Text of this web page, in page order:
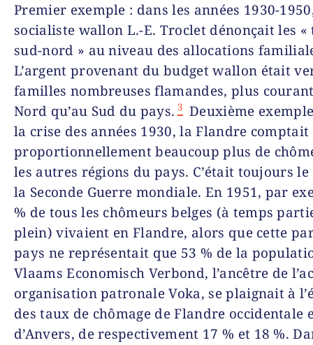
Premier exemple : dans les années 1930-
socialiste wallon L.-E. Troclet dénonçait les
sud-nord » au niveau des allocations
L’argent provenant du budget wallon était
familles nombreuses flamandes, plus
Nord qu’au Sud du pays. 3 Deuxième
la crise des années 1930, la Flandre comptait
proportionnellement beaucoup plus de
les autres régions du pays. C’était toujours le
la Seconde Guerre mondiale. En 1951, par
% de tous les chômeurs belges (à temps
plein) vivaient en Flandre, alors que cette
pays ne représentait que 53 % de la
Vlaams Economisch Verbond, l’ancêtre de
organisation patronale Voka, se plaignait à
des taux de chômage de Flandre occidentale
d’Anvers, de respectivement 17 % et 18 %.